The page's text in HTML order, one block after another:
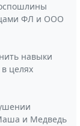
ФЛ и ООО
навыки
целях
и Медведь